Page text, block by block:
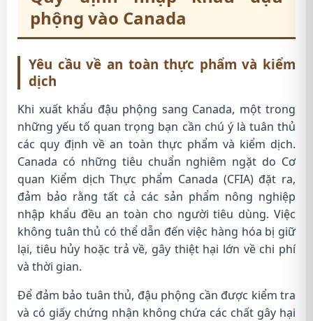
phộng vào Canada
Yêu cầu về an toàn thực phẩm và kiểm
dịch
Khi xuất khẩu đậu phộng sang Canada, một trong
những yếu tố quan trọng bạn cần chú ý là tuân thủ
các quy định về an toàn thực phẩm và kiểm dịch.
Canada có những tiêu chuẩn nghiêm ngặt do Cơ
quan Kiểm dịch Thực phẩm Canada (CFIA) đặt ra,
đảm bảo rằng tất cả các sản phẩm nông nghiệp
nhập khẩu đều an toàn cho người tiêu dùng. Việc
không tuân thủ có thể dẫn đến việc hàng hóa bị giữ
lại, tiêu hủy hoặc trả về, gây thiệt hại lớn về chi phí
và thời gian.
Để đảm bảo tuân thủ, đậu phộng cần được kiểm tra
và có giấy chứng nhận không chứa các chất gây hại